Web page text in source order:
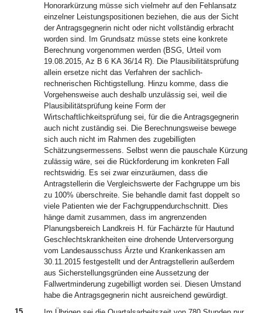
Honorarkürzung müsse sich vielmehr auf den Fehlansatz
einzelner Leistungspositionen beziehen, die aus der Sicht
der Antragsgegnerin nicht oder nicht vollständig erbracht
worden sind. Im Grundsatz müsse stets eine konkrete
Berechnung vorgenommen werden (BSG, Urteil vom
19.08.2015, Az B 6 KA 36/14 R). Die Plausibilitätsprüfung
allein ersetze nicht das Verfahren der sachlich-
rechnerischen Richtigstellung. Hinzu komme, dass die
Vorgehensweise auch deshalb unzulässig sei, weil die
Plausibilitätsprüfung keine Form der
Wirtschaftlichkeitsprüfung sei, für die die Antragsgegnerin
auch nicht zuständig sei. Die Berechnungsweise bewege
sich auch nicht im Rahmen des zugebilligten
Schätzungsermessens. Selbst wenn die pauschale Kürzung
zulässig wäre, sei die Rückforderung im konkreten Fall
rechtswidrig. Es sei zwar einzuräumen, dass die
Antragstellerin die Vergleichswerte der Fachgruppe um bis
zu 100% überschreite. Sie behandle damit fast doppelt so
viele Patienten wie der Fachgruppendurchschnitt. Dies
hänge damit zusammen, dass im angrenzenden
Planungsbereich Landkreis H. für Fachärzte für Hautund
Geschlechtskrankheiten eine drohende Unterversorgung
vom Landesausschuss Ärzte und Krankenkassen am
30.11.2015 festgestellt und der Antragstellerin außerdem
aus Sicherstellungsgründen eine Aussetzung der
Fallwertminderung zugebilligt worden sei. Diesen Umstand
habe die Antragsgegnerin nicht ausreichend gewürdigt.